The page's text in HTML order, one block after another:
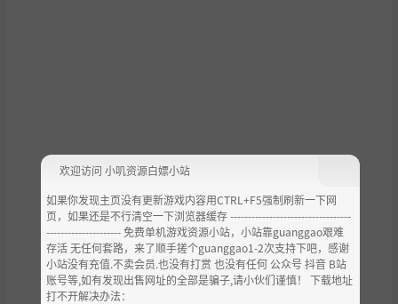
也有机会为你所用。收集怪物、植物和矿物，解锁纵横交错
开帕奇兰蒂斯的陨落之谜...
探索不断变化、拼接而成的迷宫，每一次尝试都独一无二
且充满挑战。
用套索捕捉怪物并进行收集和升级，让它们做你的宠物！
欢迎访问 小叽资源白嫖小站
如果你发现主页没有更新游戏内容用CTRL+F5强制刷新一下网
页，如果还是不行清空一下浏览器缓存 ----------------------------------
--------------------- 免费单机游戏资源小站，小站靠guanggao艰难
存活 无任何套路，来了顺手搓个guanggao1-2次支持下吧，感谢
小站没有充值.不卖会员.也没有打赏 也没有任何 公众号 抖音 B站
账号等,如有发现出售网址的全部是骗子,请小伙们谨慎！ 下载地址
打不开解决办法：